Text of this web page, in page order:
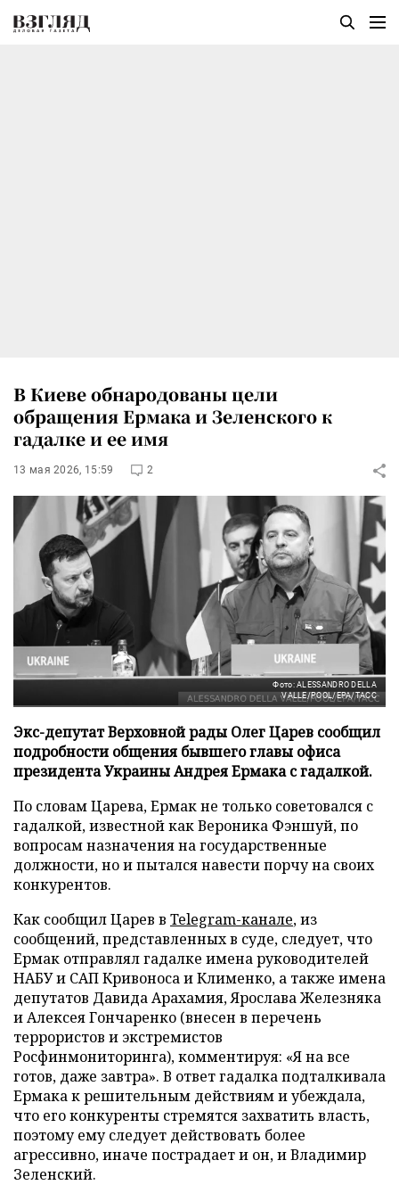
В Киеве обнародованы цели
обращения Ермака и Зеленского к
гадалке и ее имя
13 мая 2026, 15:59 2
Фото: ALESSANDRO DELLA
VALLE/POOL/EPA/ТАСС
Экс-депутат Верховной рады Олег Царев сообщил
подробности общения бывшего главы офиса
президента Украины Андрея Ермака с гадалкой.
По словам Царева, Ермак не только советовался с
гадалкой, известной как Вероника Фэншуй, по
вопросам назначения на государственные
должности, но и пытался навести порчу на своих
конкурентов.
Как сообщил Царев в Telegram-канале, из
сообщений, представленных в суде, следует, что
Ермак отправлял гадалке имена руководителей
НАБУ и САП Кривоноса и Клименко, а также имена
депутатов Давида Арахамия, Ярослава Железняка
и Алексея Гончаренко (внесен в перечень
террористов и экстремистов
Росфинмониторинга), комментируя: «Я на все
готов, даже завтра». В ответ гадалка подталкивала
Ермака к решительным действиям и убеждала,
что его конкуренты стремятся захватить власть,
поэтому ему следует действовать более
агрессивно, иначе пострадает и он, и Владимир
Зеленский.